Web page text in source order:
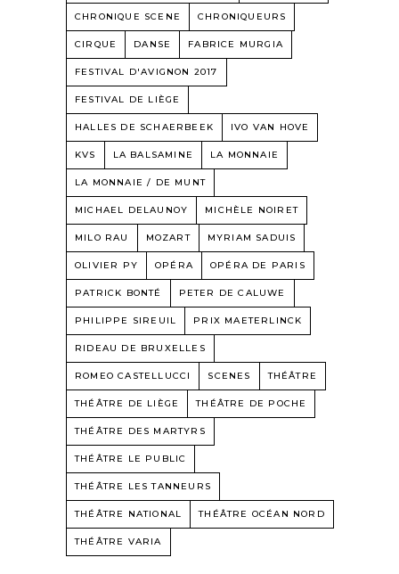
CHRONIQUE SCENE CHRONIQUEURS
CIRQUE DANSE FABRICE MURGIA
FESTIVAL D'AVIGNON 2017
FESTIVAL DE LIÈGE
HALLES DE SCHAERBEEK IVO VAN HOVE
KVS LA BALSAMINE LA MONNAIE
LA MONNAIE / DE MUNT
MICHAEL DELAUNOY MICHÈLE NOIRET
MILO RAU MOZART MYRIAM SADUIS
OLIVIER PY OPÉRA OPÉRA DE PARIS
PATRICK BONTÉ PETER DE CALUWE
PHILIPPE SIREUIL PRIX MAETERLINCK
RIDEAU DE BRUXELLES
ROMEO CASTELLUCCI SCENES THÉÂTRE
THÉÂTRE DE LIÈGE THÉÂTRE DE POCHE
THÉÂTRE DES MARTYRS
THÉÂTRE LE PUBLIC
THÉÂTRE LES TANNEURS
THÉÂTRE NATIONAL THÉÂTRE OCÉAN NORD
THÉÂTRE VARIA